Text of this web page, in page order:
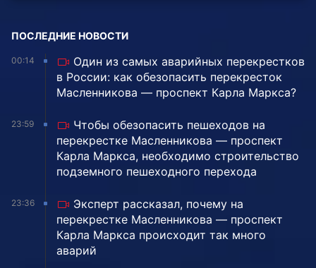
ПОСЛЕДНИЕ НОВОСТИ
00:14
Один из самых аварийных перекрестков
в России: как обезопасить перекресток
Масленникова — проспект Карла Маркса?
23:59
Чтобы обезопасить пешеходов на
перекрестке Масленникова — проспект
Карла Маркса, необходимо строительство
подземного пешеходного перехода
23:36
Эксперт рассказал, почему на
перекрестке Масленникова — проспект
Карла Маркса происходит так много
аварий